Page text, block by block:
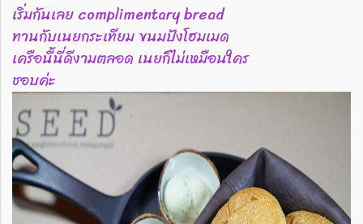
เริ่มกันเลย complimentary bread
ทานกับเนยกระเทียม ขนมปังโฮมเมด
เครือนี้นี่ดีงามตลอด เนยก็ไม่เหมือนใคร
ชอบค่ะ